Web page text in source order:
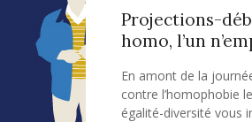
Projections-
homo, l’un
En amont de la
contre l’homophobie
égalité-diversité vous